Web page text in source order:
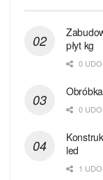
płyt kg
0
0
led
1